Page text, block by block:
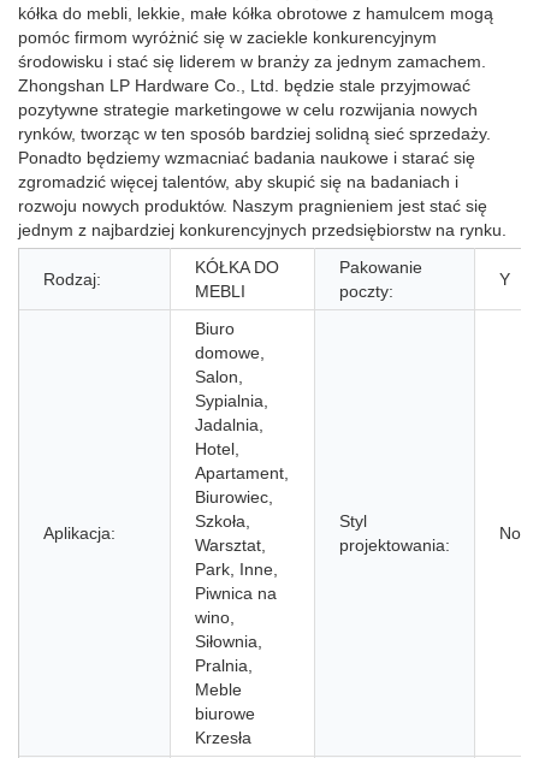
kółka do mebli, lekkie, małe kółka obrotowe z hamulcem mogą
pomóc firmom wyróżnić się w zaciekle konkurencyjnym
środowisku i stać się liderem w branży za jednym zamachem.
Zhongshan LP Hardware Co., Ltd. będzie stale przyjmować
pozytywne strategie marketingowe w celu rozwijania nowych
rynków, tworząc w ten sposób bardziej solidną sieć sprzedaży.
Ponadto będziemy wzmacniać badania naukowe i starać się
zgromadzić więcej talentów, aby skupić się na badaniach i
rozwoju nowych produktów. Naszym pragnieniem jest stać się
jednym z najbardziej konkurencyjnych przedsiębiorstw na rynku.
Rodzaj:
KÓŁKA DO
MEBLI
Pakowanie
poczty:
Y
Aplikacja:
Biuro
domowe,
Salon,
Sypialnia,
Jadalnia,
Hotel,
Apartament,
Biurowiec,
Szkoła,
Warsztat,
Park, Inne,
Piwnica na
wino,
Siłownia,
Pralnia,
Meble
biurowe
Krzesła
Styl
projektowania: